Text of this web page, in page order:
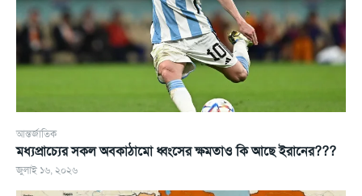
আন্তর্জাতিক
মধ্যপ্রাচ্যের সকল অবকাঠামো ধ্বংসের ক্ষমতাও কি আছে ইরানের???
জুলাই ১৬, ২০২৬